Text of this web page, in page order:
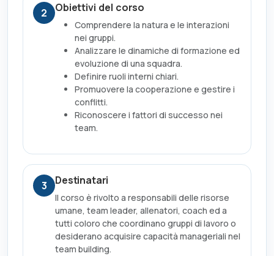
2 Obiettivi del corso
Comprendere la natura e le interazioni
nei gruppi.
Analizzare le dinamiche di formazione ed
evoluzione di una squadra.
Definire ruoli interni chiari.
Promuovere la cooperazione e gestire i
conflitti.
Riconoscere i fattori di successo nei
team.
3 Destinatari
Il corso è rivolto a responsabili delle risorse
umane, team leader, allenatori, coach ed a
tutti coloro che coordinano gruppi di lavoro o
desiderano acquisire capacità manageriali nel
team building.